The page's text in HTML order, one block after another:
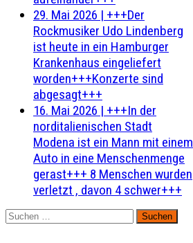
29. Mai 2026 | +++Der
Rockmusiker Udo Lindenberg
ist heute in ein Hamburger
Krankenhaus eingeliefert
worden+++Konzerte sind
abgesagt+++
16. Mai 2026 | +++In der
norditalienischen Stadt
Modena ist ein Mann mit einem
Auto in eine Menschenmenge
gerast+++ 8 Menschen wurden
verletzt , davon 4 schwer+++
Suchen
nach: